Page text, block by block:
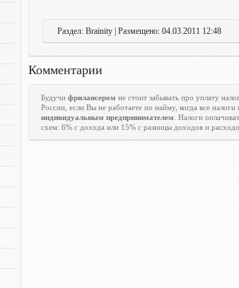
Раздел: Brainity | Размещено: 04.03.2011 12:48
Комментарии
Будучи фрилансером не стоит забывать про уплату
России, если Вы не работаете по найму, когда все
индивидуальным предпринимателем . Налоги
схем: 6% с дохода или 15% с разницы доходов и